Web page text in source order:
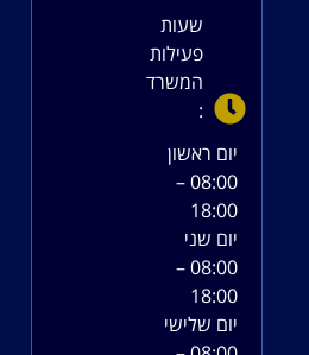
שעות
פעילות
המשרד
:
יום ראשון
08:00 –
18:00
יום שני
08:00 –
18:00
יום שלישי